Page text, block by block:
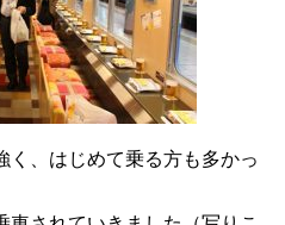
く、はじめて乗る方も多かっ